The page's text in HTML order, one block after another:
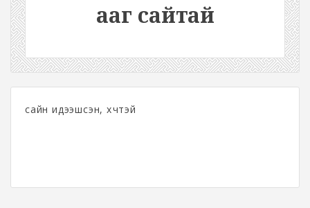
ааг сайтай
сайн идээшсэн, хүчтэй